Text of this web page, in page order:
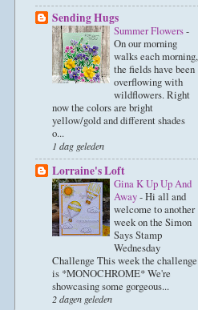
Sending Hugs
Summer Flowers-
On our morning
walks each morning,
the fields have been
overflowing with
wildflowers. Right
now the colors are bright
yellow/gold and different shades
o...
1 dag geleden
Lorraine's Loft
Gina K Up Up And
Away-Hi all and
welcome to another
week on the Simon
Says Stamp
Wednesday
Challenge This week the challenge
is *MONOCHROME* We're
showcasing some gorgeous...
2 dagen geleden